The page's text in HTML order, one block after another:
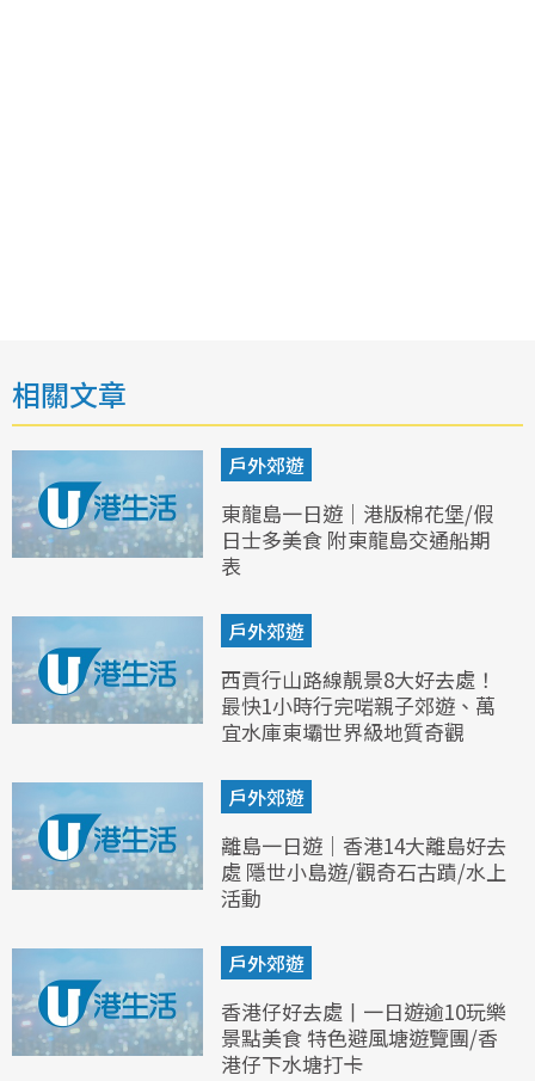
相關文章
戶外郊遊
東龍島一日遊｜港版棉花堡/假
日士多美食 附東龍島交通船期
表
戶外郊遊
西貢行山路線靚景8大好去處！
最快1小時行完啱親子郊遊、萬
宜水庫東壩世界級地質奇觀
戶外郊遊
離島一日遊｜香港14大離島好去
處 隱世小島遊/觀奇石古蹟/水上
活動
戶外郊遊
香港仔好去處丨一日遊逾10玩樂
景點美食 特色避風塘遊覽團/香
港仔下水塘打卡